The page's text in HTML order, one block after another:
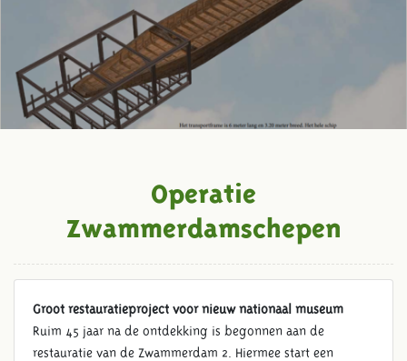
Operatie
Zwammerdamschepen
Groot restauratieproject voor nieuw nationaal museum
Ruim 45 jaar na de ontdekking is begonnen aan de
restauratie van de Zwammerdam 2. Hiermee start een